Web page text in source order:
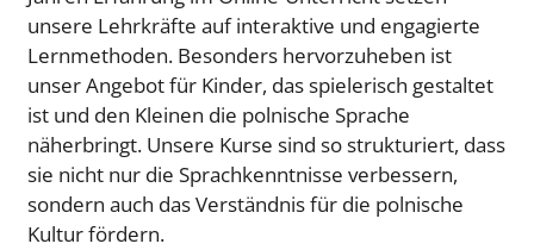
unsere Lehrkräfte auf interaktive und engagierte
Lernmethoden. Besonders hervorzuheben ist
unser Angebot für Kinder, das spielerisch gestaltet
ist und den Kleinen die polnische Sprache
näherbringt. Unsere Kurse sind so strukturiert, dass
sie nicht nur die Sprachkenntnisse verbessern,
sondern auch das Verständnis für die polnische
Kultur fördern.